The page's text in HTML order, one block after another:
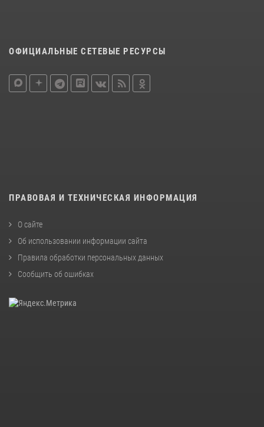
ОФИЦИАЛЬНЫЕ СЕТЕВЫЕ РЕСУРСЫ
ПРАВОВАЯ И ТЕХНИЧЕСКАЯ ИНФОРМАЦИЯ
О сайте
Об использовании информации сайта
Правила обработки персональных данных
Сообщить об ошибках